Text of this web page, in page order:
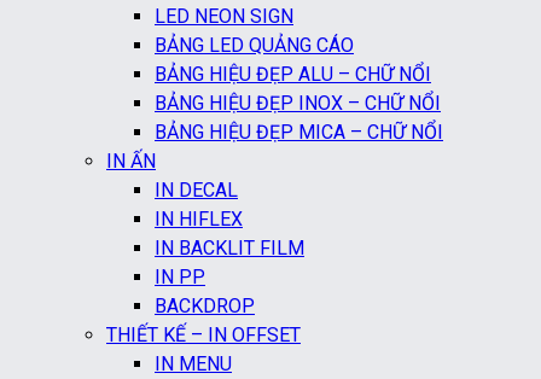
LED NEON SIGN
BẢNG LED QUẢNG CÁO
BẢNG HIỆU ĐẸP ALU – CHỮ NỔI
BẢNG HIỆU ĐẸP INOX – CHỮ NỔI
BẢNG HIỆU ĐẸP MICA – CHỮ NỔI
IN ẤN
IN DECAL
IN HIFLEX
IN BACKLIT FILM
IN PP
BACKDROP
THIẾT KẾ – IN OFFSET
IN MENU